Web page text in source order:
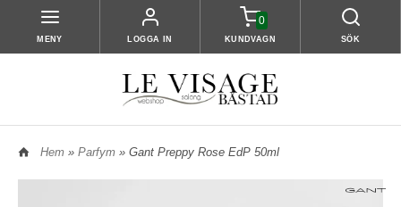
MENY LOGGA IN
0
KUNDVAGN SÖK
Hem » Parfym » Gant Preppy Rose EdP 50ml